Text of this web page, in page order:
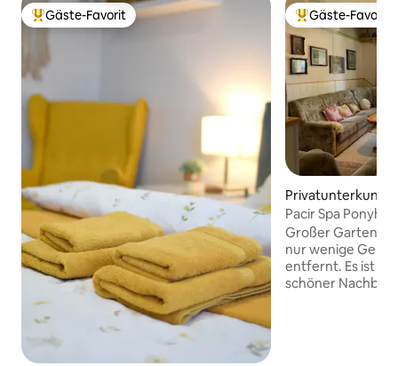
Beliebter Gäste-Favorit.
Gäste-Favorit Beliebter Gäste-
Gäste-Favorit
Privatunterkunft
Pacir Spa
Großer Garten
nur wenige
entfernt. Es ist
schöner